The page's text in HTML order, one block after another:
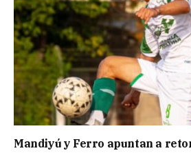
Mandiyú y Ferro apuntan a